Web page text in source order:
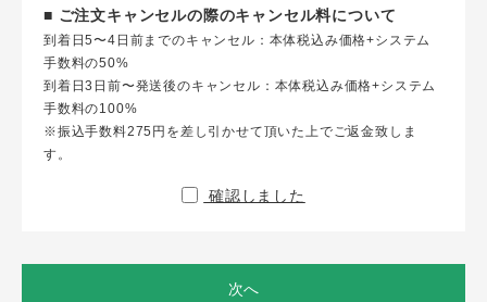
■ ご注文キャンセルの際のキャンセル料について
到着日5〜4日前までのキャンセル：本体税込み価格+システム
手数料の50%
到着日3日前〜発送後のキャンセル：本体税込み価格+システム
手数料の100%
※振込手数料275円を差し引かせて頂いた上でご返金致しま
す。
確認しました
次へ